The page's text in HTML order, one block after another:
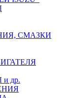
СМАЗКИ
др.